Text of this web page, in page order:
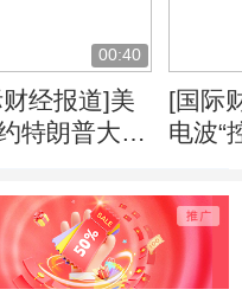
00:40
经报道]美
特朗普大厦
[国际
电波“